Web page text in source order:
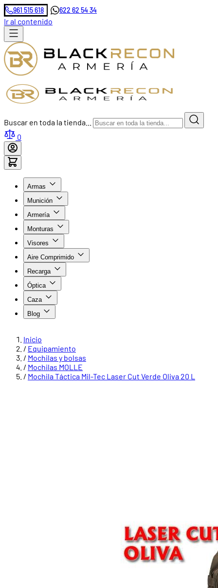
961 515 618 622 62 54 34
Ir al contenido
Buscar en toda la tienda...
0
Armas
Munición
Armería
Monturas
Visores
Aire Comprimido
Recarga
Óptica
Caza
Blog
Inicio
/ Equipamiento
/ Mochilas y bolsas
/ Mochilas MOLLE
/ Mochila Táctica Mil-Tec Laser Cut Verde Oliva 20 L